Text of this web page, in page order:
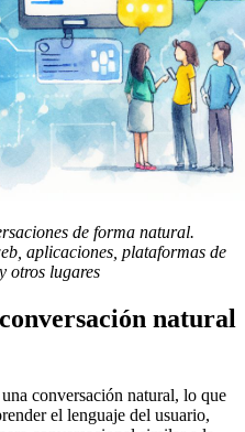
de forma natural.
aplicaciones, plataformas de
otros lugares
natural
conversación natural, lo que
el lenguaje del usuario,